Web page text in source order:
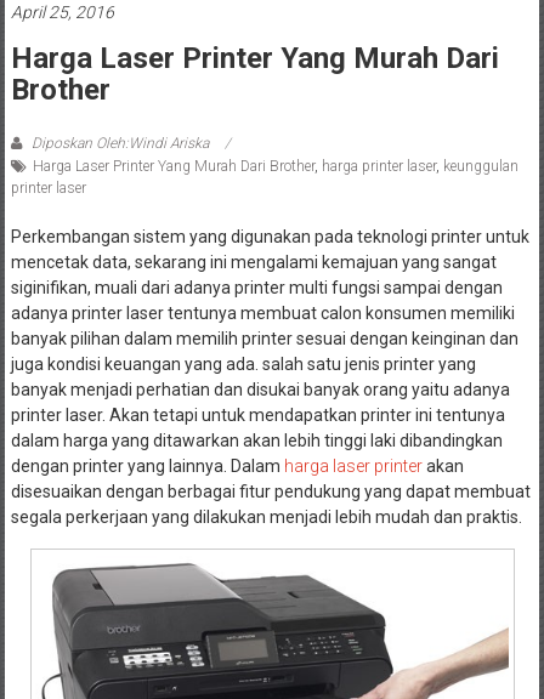
April 25, 2016
Harga Laser Printer Yang Murah Dari
Brother
Diposkan Oleh:Windi Ariska
Harga Laser Printer Yang Murah Dari Brother, harga printer laser, keunggulan
printer laser
Perkembangan sistem yang digunakan pada teknologi printer untuk
mencetak data, sekarang ini mengalami kemajuan yang sangat
siginifikan, muali dari adanya printer multi fungsi sampai dengan
adanya printer laser tentunya membuat calon konsumen memiliki
banyak pilihan dalam memilih printer sesuai dengan keinginan dan
juga kondisi keuangan yang ada. salah satu jenis printer yang
banyak menjadi perhatian dan disukai banyak orang yaitu adanya
printer laser. Akan tetapi untuk mendapatkan printer ini tentunya
dalam harga yang ditawarkan akan lebih tinggi laki dibandingkan
dengan printer yang lainnya. Dalam harga laser printerakan
disesuaikan dengan berbagai fitur pendukung yang dapat membuat
segala perkerjaan yang dilakukan menjadi lebih mudah dan praktis.